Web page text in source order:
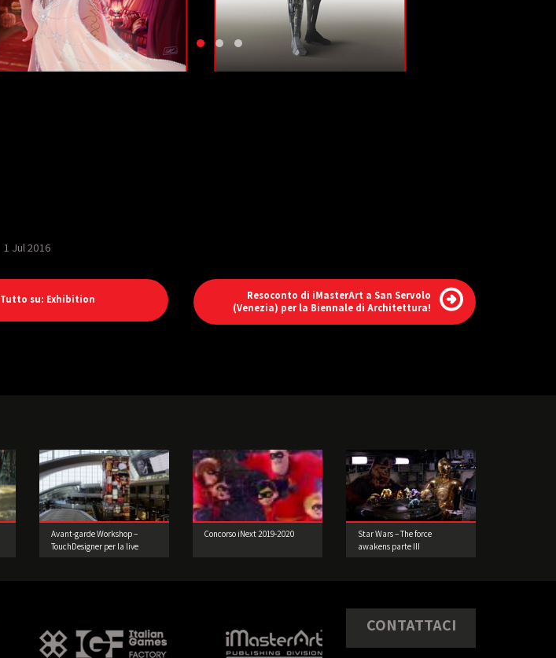
1 Jul 2016
Tutto su: Exhibition
Resoconto di iMasterArt a San Servolo
(Venezia) per la Biennale di Architettura!
Avant-garde Workshop –
TouchDesigner per la live
Concorso iNext 2019-2020
Star Wars – The force
awakens parte III
CONTATTACI